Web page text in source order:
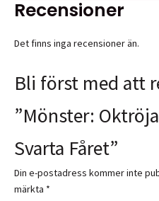
Recensioner
Det finns inga recensioner än.
Bli först med att
”Mönster:
Svarta Fåret”
Din e-postadress kommer inte
märkta *